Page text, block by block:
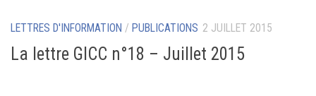
LETTRES D'INFORMATION / PUBLICATIONS 2 JUILLET 2015
La lettre GICC n°18 – Juillet 2015